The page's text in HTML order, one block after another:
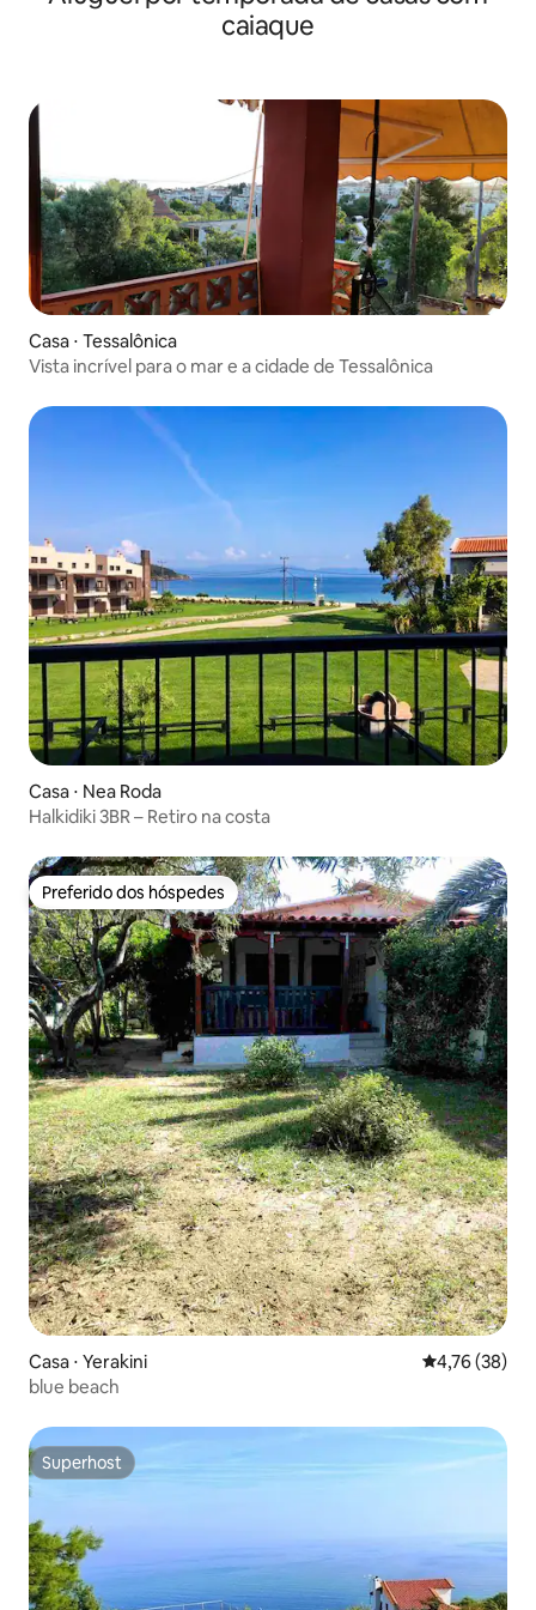
caiaque
Casa ⋅ Tessalônica
Vista incrível para o mar e a cidade de Tessalônica
Casa ⋅ Nea Roda
Halkidiki 3BR – Retiro na costa
Preferido dos hóspedes
Preferido dos hóspedes
Casa ⋅ Yerakini 4,76 de uma
4,76 (38)
blue beach
Superhost
Superhost